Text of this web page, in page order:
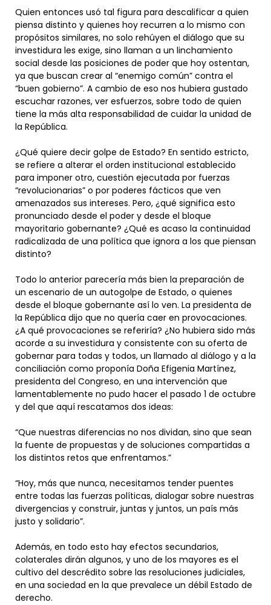
Quien entonces usó tal figura para descalificar a quien
piensa distinto y quienes hoy recurren a lo mismo con
propósitos similares, no solo rehúyen el diálogo que su
investidura les exige, sino llaman a un linchamiento
social desde las posiciones de poder que hoy ostentan,
ya que buscan crear al “enemigo común” contra el
“buen gobierno”. A cambio de eso nos hubiera gustado
escuchar razones, ver esfuerzos, sobre todo de quien
tiene la más alta responsabilidad de cuidar la unidad de
la República.
¿Qué quiere decir golpe de Estado? En sentido estricto,
se refiere a alterar el orden institucional establecido
para imponer otro, cuestión ejecutada por fuerzas
“revolucionarias” o por poderes fácticos que ven
amenazados sus intereses. Pero, ¿qué significa esto
pronunciado desde el poder y desde el bloque
mayoritario gobernante? ¿Qué es acaso la continuidad
radicalizada de una política que ignora a los que piensan
distinto?
Todo lo anterior parecería más bien la preparación de
un escenario de un autogolpe de Estado, o quienes
desde el bloque gobernante así lo ven. La presidenta de
la República dijo que no quería caer en provocaciones.
¿A qué provocaciones se referiría? ¿No hubiera sido más
acorde a su investidura y consistente con su oferta de
gobernar para todas y todos, un llamado al diálogo y a la
conciliación como proponía Doña Efigenia Martínez,
presidenta del Congreso, en una intervención que
lamentablemente no pudo hacer el pasado 1 de octubre
y del que aquí rescatamos dos ideas:
“Que nuestras diferencias no nos dividan, sino que sean
la fuente de propuestas y de soluciones compartidas a
los distintos retos que enfrentamos.”
“Hoy, más que nunca, necesitamos tender puentes
entre todas las fuerzas políticas, dialogar sobre nuestras
divergencias y construir, juntas y juntos, un país más
justo y solidario”.
Además, en todo esto hay efectos secundarios,
colaterales dirán algunos, y uno de los mayores es el
cultivo del descrédito sobre las resoluciones judiciales,
en una sociedad en la que prevalece un débil Estado de
derecho.